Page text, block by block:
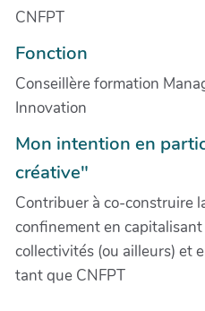
CNFPT
Fonction
Conseillère formation
Innovation
Mon intention en
créative"
Contribuer à co-construire
confinement en
collectivités (ou ailleurs) et
tant que CNFPT